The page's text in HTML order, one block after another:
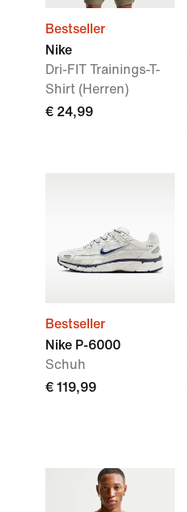
Bestseller
Nike
Dri-FIT Trainings-T-
Shirt (Herren)
€ 24,99
Bestseller
Nike P-6000
Schuh
€ 119,99